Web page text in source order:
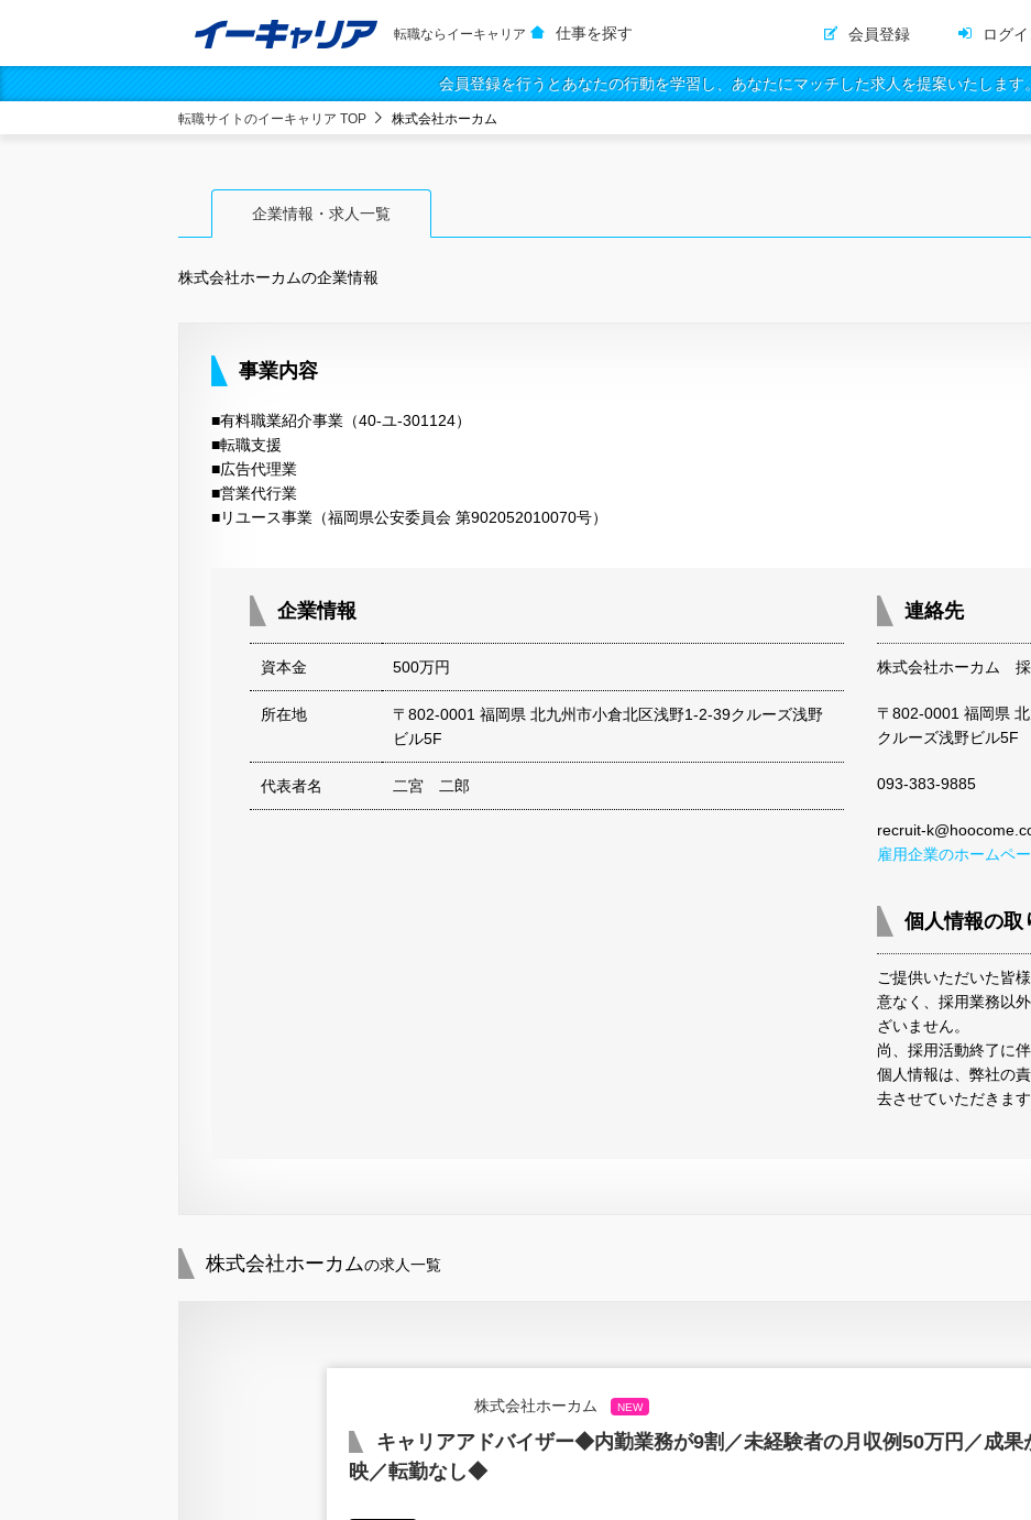
転職ならイーキャリア 仕事を探す 会員登録 ログ
会員登録を行うとあなたの行動を学習し、あなたにマッチした求人を提案いたします。
転職サイトのイーキャリア TOP 株式会社ホーカム
企業情報・求人一覧
株式会社ホーカムの企業情報
事業内容
■有料職業紹介事業（40-ユ-301124）
■転職支援
■広告代理業
■営業代行業
■リユース事業（福岡県公安委員会 第902052010070号）
企業情報
資本金 500万円
所在地
〒802-0001 福岡県 北九州市小倉北区浅野1-2-39クルーズ浅野
ビル5F
代表者名 二宮 二郎
連絡先
株式会社ホーカム 採
〒802-0001 福岡県
クルーズ浅野ビル5F
093-383-9885
recruit-
雇用企業のホームペ
個人情報の取
ご提供いただいた皆
意なく、採用業務以
ざいません。
尚、採用活動終了に
個人情報は、弊社の
去させていただきます
株式会社ホーカムの求人一覧
株式会社ホーカム NEW
キャリアアドバイザー◆内勤業務が9割／未経験者の月収例50万円／成果
映／転勤なし◆